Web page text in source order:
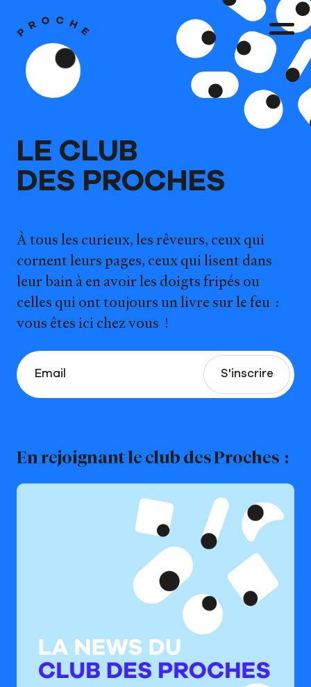
LE CLUB
DES PROCHES
À tous les curieux, les rêveurs, ceux qui
cornent leurs pages, ceux qui lisent dans
leur bain à en avoir les doigts fripés ou
celles qui ont toujours un livre sur le feu :
vous êtes ici chez vous !
En rejoignant le club des Proches :